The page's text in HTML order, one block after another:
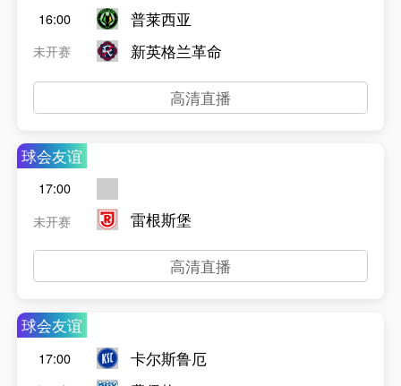
16:00
未开赛
普莱西亚
新英格兰革命
高清直播
球会友谊
17:00
未开赛
雷根斯堡
高清直播
球会友谊
17:00
卡尔斯鲁厄